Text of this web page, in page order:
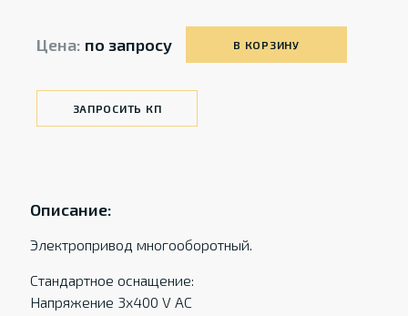
Цена: по запросу В КОРЗИНУ
ЗАПРОСИТЬ КП
Описание:
Электропривод многооборотный.
Стандартное оснащение:
Напряжение 3x400 V AC